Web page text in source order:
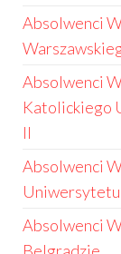
Absolwenci
Absolwenci
Katolickiego
II
Absolwenci
Absolwenci